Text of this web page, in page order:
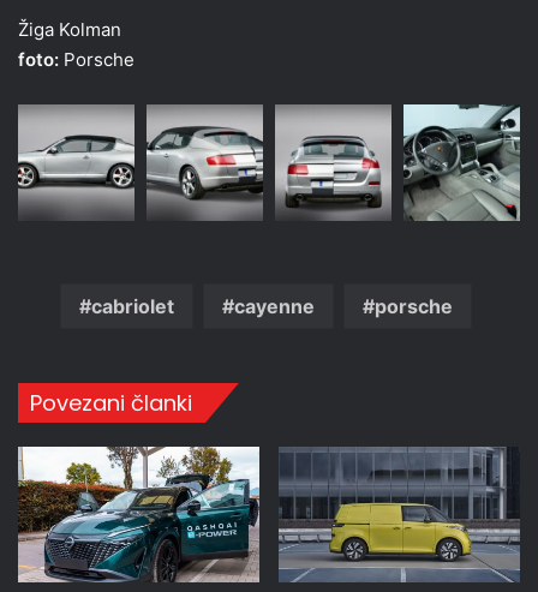
Žiga Kolman
foto: Porsche
cabriolet cayenne porsche
Povezani članki